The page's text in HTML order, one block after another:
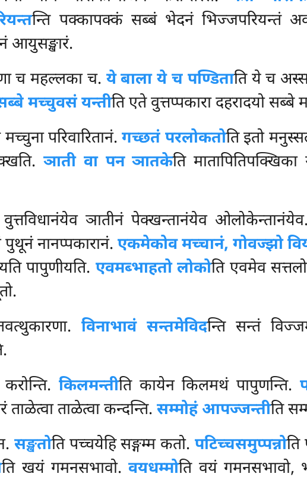
न्ति पक्कापक्कं सब्बं भेदनं भिज्जपरियन्तं
आयुसङ्खारं.
च महल्लका च. ये बाला ये च पण्डिताति ये च
मच्चुवसं यन्तीति एते वुत्तप्पकारा दहरादयो सब्बे
परिवारितानं.गच्छतं परलोकतोति इतो
ञाती वा पन ञातकेति
वुत्तविधानंयेव ञातीनं पेक्खन्तानंयेव ओलोकेन्तानंयेव.
नानप्पकारानं. एकमेकोव मच्चानं, गोवज्झो
पापुणीयति. एवमब्भाहतो लोकोति एवमेव
विनाभावं सन्तमेविदन्ति सन्तं
करोन्ति.किलमन्तीति कायेन किलमथं पापुणन्ति.
ताळेत्वा ताळेत्वा कन्दन्ति. सम्मोहं आपज्जन्तीति
सङ्खतोति पच्चयेहि सङ्गम्म कतो. पटिच्चसमुप्पन्नोति
ति खयं गमनसभावो.वयधम्मोति वयं गमनसभावो,